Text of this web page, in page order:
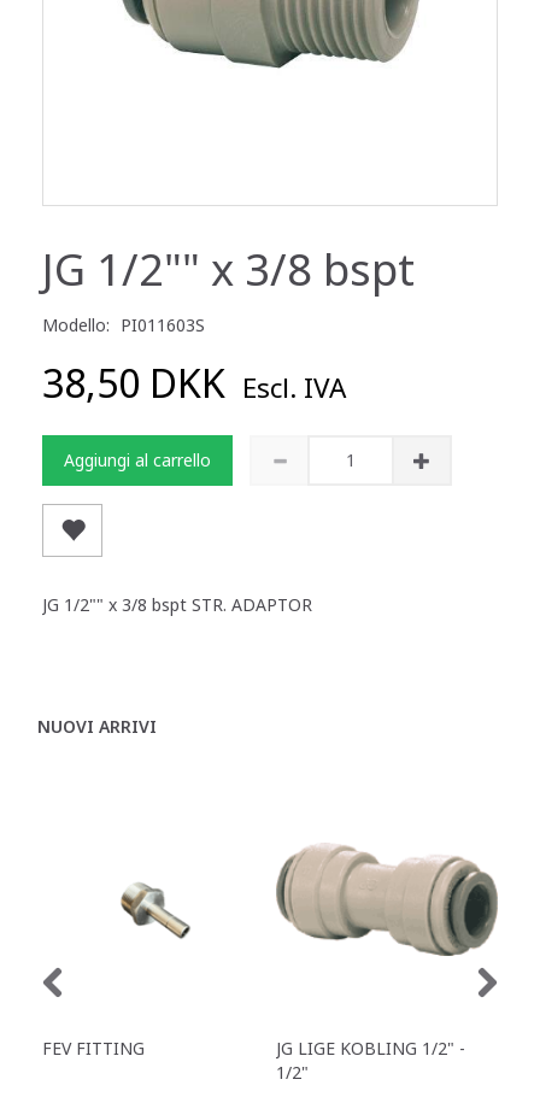
JG 1/2"" x 3/8 bspt
Modello: PI011603S
38,50 DKK Escl. IVA
Aggiungi al carrello
JG 1/2"" x 3/8 bspt STR. ADAPTOR
NUOVI ARRIVI
FEV FITTING
JG LIGE KOBLING 1/2" -
1/2"